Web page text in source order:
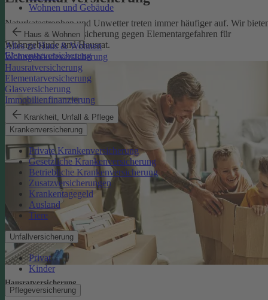
Wohnen und Gebäude
Haus & Wohnen
Alles zu Haus & Wohnen
Wohngebäudeversicherung
Hausratversicherung
Elementarversicherung
Glasversicherung
Immobilienfinanzierung
Krankheit, Unfall & Pflege
Krankenversicherung
Private Krankenversicherung
Gesetzliche Krankenversicherung
Betriebliche Krankenversicherung
Zusatzversicherungen
Krankentagegeld
Ausland
Tiere
Unfallversicherung
Privat
Kinder
Pflegeversicherung
Naturkatastrophen und Unwetter treten immer häufiger auf. Wir
eine zuverlässige Absicherung gegen Elementargefahren für
Wohngebäude und Hausrat.
Elementarversicherung
Hausratversicherung